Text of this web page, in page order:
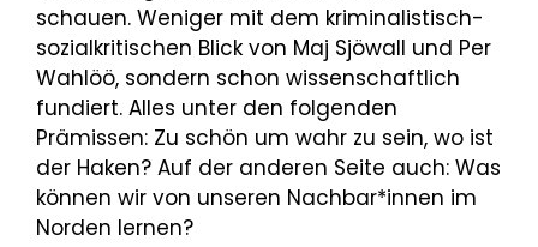
schauen. Weniger mit dem kriminalistisch-
sozialkritischen Blick von Maj Sjöwall und Per
Wahlöö, sondern schon wissenschaftlich
fundiert. Alles unter den folgenden
Prämissen: Zu schön um wahr zu sein, wo ist
der Haken? Auf der anderen Seite auch: Was
können wir von unseren Nachbar*innen im
Norden lernen?